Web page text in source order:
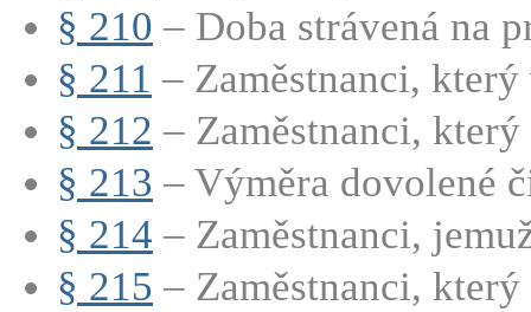
§ 210 – Doba strávená na
§ 211 – Zaměstnanci,
§ 212 – Zaměstnanci, který
§ 213 – Výměra dovolené
§ 214 – Zaměstnanci,
§ 215 – Zaměstnanci,